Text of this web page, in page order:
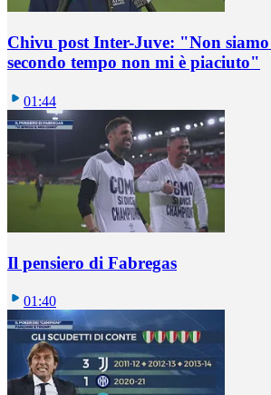
Chivu post Inter-Juve: "Non
secondo tempo non mi è piaciuto"
01:44
Il pensiero di Fabregas
01:40